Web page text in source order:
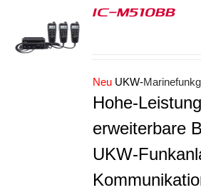
IC-M510BB
Neu UKW-
Hohe-
erweiterbare
UKW-